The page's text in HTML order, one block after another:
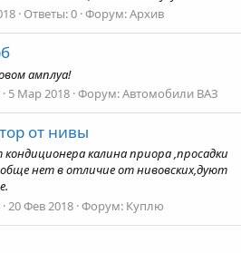
Ответы: 0 Форум:Архив
амплуа!
5 Мар 2018 Форум:Автомобили ВАЗ
от нивы
калина приора ,просадки
нет в отличие от нивовских,дуют
20 Фев 2018 Форум: Куплю